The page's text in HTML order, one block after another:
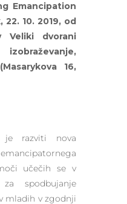
Emancipation
22. 10. 2019, od
dvorani
16,
je razviti nova
učečih se v
spodbujanje
mladih v zgodnji